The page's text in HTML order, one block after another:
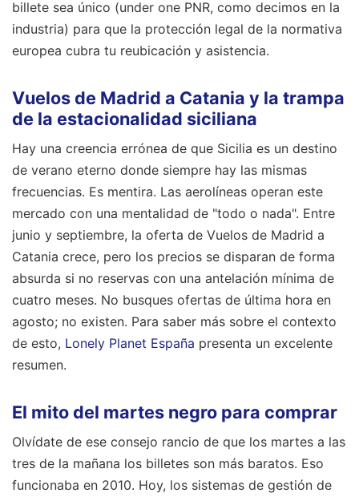
billete sea único (under one PNR, como decimos en la
industria) para que la protección legal de la normativa
europea cubra tu reubicación y asistencia.
Vuelos de Madrid a Catania y la trampa
de la estacionalidad siciliana
Hay una creencia errónea de que Sicilia es un destino
de verano eterno donde siempre hay las mismas
frecuencias. Es mentira. Las aerolíneas operan este
mercado con una mentalidad de "todo o nada". Entre
junio y septiembre, la oferta de Vuelos de Madrid a
Catania crece, pero los precios se disparan de forma
absurda si no reservas con una antelación mínima de
cuatro meses. No busques ofertas de última hora en
agosto; no existen. Para saber más sobre el contexto
de esto, Lonely Planet España presenta un excelente
resumen.
El mito del martes negro para comprar
Olvídate de ese consejo rancio de que los martes a las
tres de la mañana los billetes son más baratos. Eso
funcionaba en 2010. Hoy, los sistemas de gestión de